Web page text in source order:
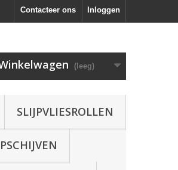
Inloggen
Contacteer ons
(leeg)
SLIJPVLIESROLLEN